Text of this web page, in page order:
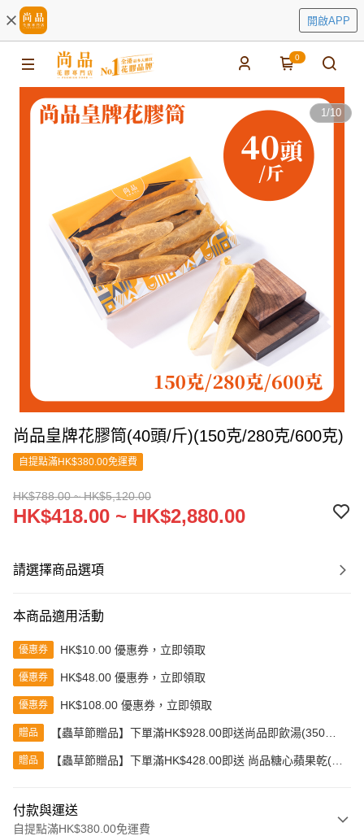
開啟APP
0
1/10
尚品皇牌花膠筒(40頭/斤)(150克/280克/600克)
自提點滿HK$380.00免運費
HK$788.00 ~ HK$5,120.00
HK$418.00 ~ HK$2,880.00
請選擇商品選項
本商品適用活動
優惠券 HK$10.00 優惠券，立即領取
優惠券 HK$48.00 優惠券，立即領取
優惠券 HK$108.00 優惠券，立即領取
贈品
【蟲草節贈品】下單滿HK$928.00即送尚品即飲湯(350克)
贈品
【蟲草節贈品】下單滿HK$428.00即送 尚品糖心蘋果乾(80
付款與運送
自提點滿HK$380.00免運費